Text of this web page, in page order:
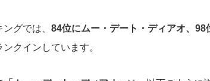
グでは、 84位にムー・デート・ディアオ、98
クインしています。